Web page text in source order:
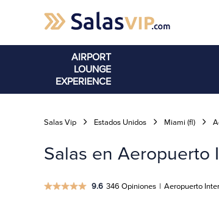
AIRPORT
LOUNGE
EXPERIENCE
Salas Vip Estados Unidos Miami (fl)
Salas en Aeropuerto
9.6 346 Opiniones | Aeropuerto